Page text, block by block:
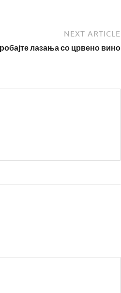
NEXT ARTICLE
лазања со црвено вино